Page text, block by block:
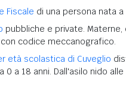
Fiscale di una persona nata a
pubbliche e private. Materne,
codice meccanografico.
età scolastica di Cuveglio
0 a 18 anni. Dall'asilo nido